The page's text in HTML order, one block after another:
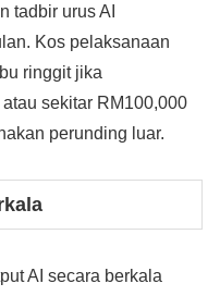
tadbir urus AI
Kos pelaksanaan
ringgit jika
sekitar RM100,000
perunding luar.
AI secara berkala